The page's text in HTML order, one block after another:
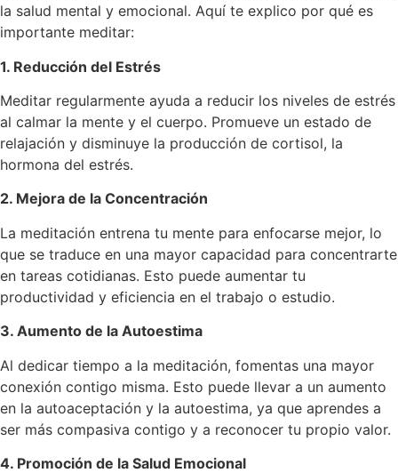
la salud mental y emocional. Aquí te explico por qué es
importante meditar:
1. Reducción del Estrés
Meditar regularmente ayuda a reducir los niveles de estrés
al calmar la mente y el cuerpo. Promueve un estado de
relajación y disminuye la producción de cortisol, la
hormona del estrés.
2. Mejora de la Concentración
La meditación entrena tu mente para enfocarse mejor, lo
que se traduce en una mayor capacidad para concentrarte
en tareas cotidianas. Esto puede aumentar tu
productividad y eficiencia en el trabajo o estudio.
3. Aumento de la Autoestima
Al dedicar tiempo a la meditación, fomentas una mayor
conexión contigo misma. Esto puede llevar a un aumento
en la autoaceptación y la autoestima, ya que aprendes a
ser más compasiva contigo y a reconocer tu propio valor.
4. Promoción de la Salud Emocional